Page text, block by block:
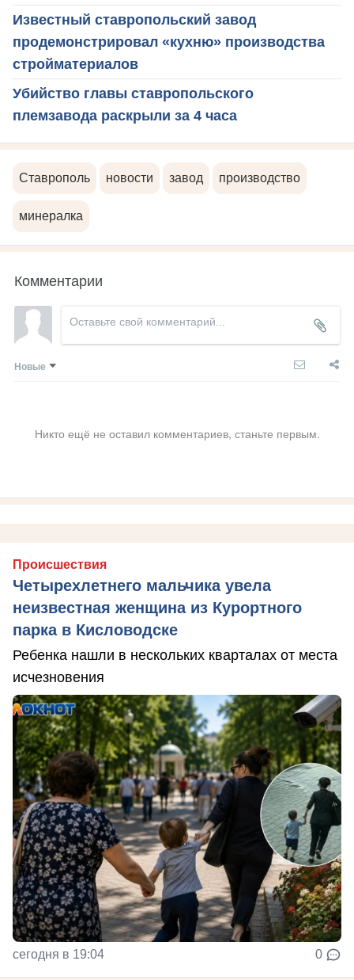
Известный ставропольский завод
продемонстрировал «кухню» производства
стройматериалов
Убийство главы ставропольского
племзавода раскрыли за 4 часа
Ставрополь новости завод производство
минералка
Комментарии
Новые
Никто ещё не оставил комментариев, станьте первым.
Происшествия
Четырехлетнего мальчика увела
неизвестная женщина из Курортного
парка в Кисловодске
Ребенка нашли в нескольких кварталах от места
исчезновения
сегодня в 19:04 0